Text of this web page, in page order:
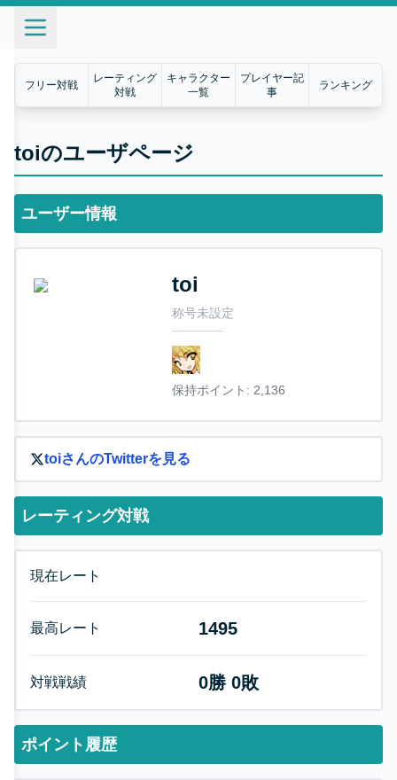
フリー対戦
レーティング
対戦
キャラクター
一覧
プレイヤー記
事
ランキング
toiのユーザページ
ユーザー情報
toi
称号未設定
保持ポイント: 2,136
toiさんのTwitterを見る
レーティング対戦
現在レート
最高レート 1495
対戦戦績 0勝 0敗
ポイント履歴